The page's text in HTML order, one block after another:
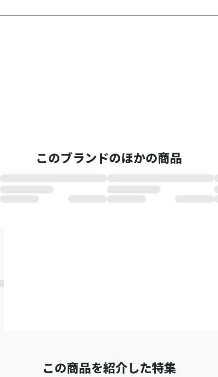
このブランドのほかの商品
この商品を紹介した特集